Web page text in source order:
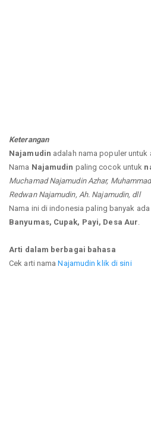
Keterangan
Najamudin adalah nama populer untuk
Nama Najamudin paling cocok untuk
Muchamad Najamudin Azhar,
Redwan Najamudin, Ah. Najamudin, dll
Nama ini di indonesia paling banyak
Banyumas, Cupak, Payi, Desa Aur
Arti dalam berbagai bahasa
Cek arti namaNajamudin klik di sini